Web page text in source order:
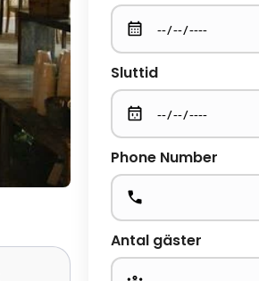
Sluttid
Phone Number
Antal gäster